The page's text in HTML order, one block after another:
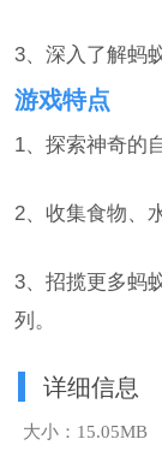
3、深入了解蚂
游戏特点
1、探索神奇的
2、收集食物、
3、招揽更多蚂
列。
详细信息
大小：15.05MB